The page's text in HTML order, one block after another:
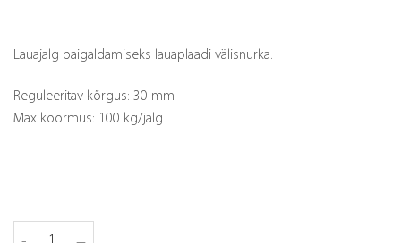
Lauajalg paigaldamiseks lauaplaadi välisnurka.
Reguleeritav kõrgus: 30 mm
Max koormus: 100 kg/jalg
Lauajalg 870 - 170 mm kogus